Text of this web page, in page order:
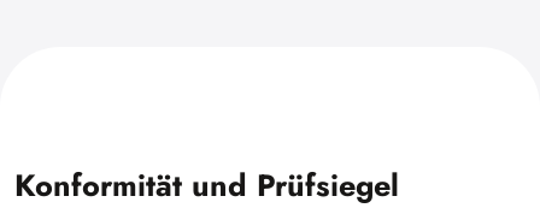
Konformität und Prüfsiegel